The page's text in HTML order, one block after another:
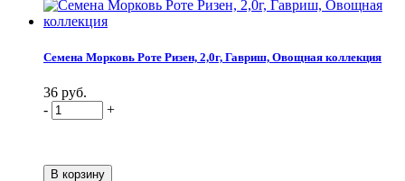
Семена Морковь Роте Ризен, 2,0г, Гавриш, Овощная коллекция
36 руб.
-
+